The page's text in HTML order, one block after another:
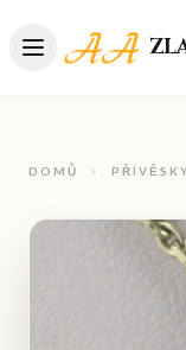
DOMŮ >